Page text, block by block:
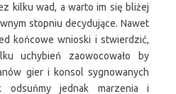
kilku wad, a warto im się bliżej
stopniu decydujące. Nawet
końcowe wnioski i stwierdzić,
uchybień zaowocowało by
gier i konsol sygnowanych
odsuńmy jednak marzenia i